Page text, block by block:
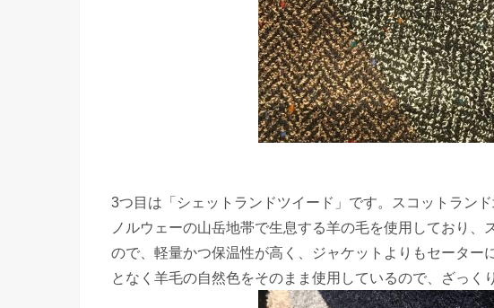
3つ目は「シェットランドツイード」です。スコットラン
ノルウェーの山岳地帯で生息する羊の毛を使用しており
ので、軽量かつ保温性が高く、ジャケットよりもセーター
となく羊毛の自然色をそのまま使用しているので、ざっく